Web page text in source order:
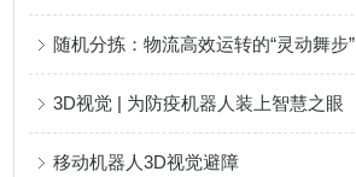
随机分拣：物流高效运转的“灵动舞步”
3D视觉 | 为防疫机器人装上智慧之眼
移动机器人3D视觉避障